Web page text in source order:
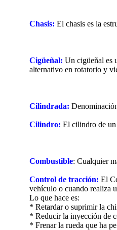
Chasis: El chasis es la
Cigüeñal: Un cigüeñal es
alternativo en rotatorio y
Cilindrada:
Cilindro: El cilindro de un
Combustible: Cualquier
Control de tracción: El
vehículo o cuando realiza
Lo que hace es:
* Retardar o suprimir la
* Reducir la inyección de
* Frenar la rueda que ha